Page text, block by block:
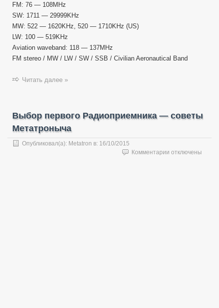
FM: 76 — 108MHz
SW: 1711 — 29999KHz
MW: 522 — 1620KHz, 520 — 1710KHz (US)
LW: 100 — 519KHz
Aviation waveband: 118 — 137MHz
FM stereo / MW / LW / SW / SSB / Civilian Aeronautical Band
Читать далее »
Выбор первого Радиоприемника — советы
Метатроныча
Опубликовал(а): Metatron в: 16/10/2015
Комментарии котключены